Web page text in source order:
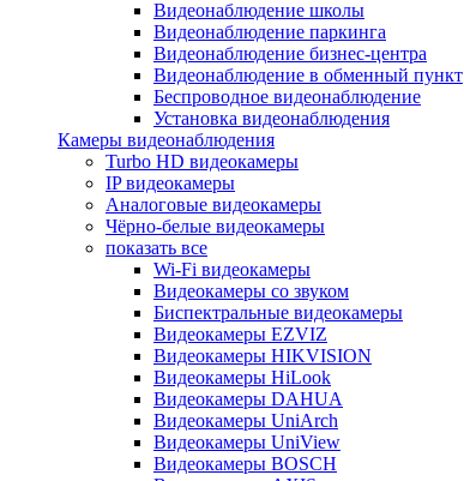
Видеонаблюдение школы
Видеонаблюдение паркинга
Видеонаблюдение бизнес-центра
Видеонаблюдение в обменный пункт
Беспроводное видеонаблюдение
Установка видеонаблюдения
Камеры видеонаблюдения
Turbo HD видеокамеры
IP видеокамеры
Аналоговые видеокамеры
Чёрно-белые видеокамеры
показать все
Wi-Fi видеокамеры
Видеокамеры со звуком
Биспектральные видеокамеры
Видеокамеры EZVIZ
Видеокамеры HIKVISION
Видеокамеры HiLook
Видеокамеры DAHUA
Видеокамеры UniArch
Видеокамеры UniView
Видеокамеры BOSCH